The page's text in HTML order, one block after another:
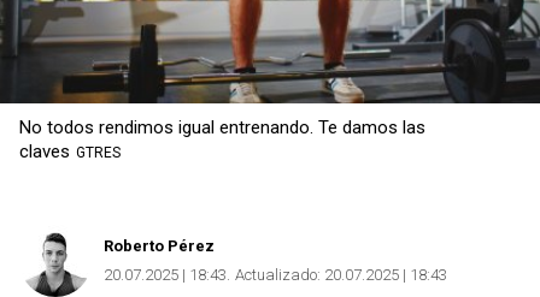
No todos rendimos igual entrenando. Te damos las
claves GTRES
Roberto Pérez
20.07.2025 | 18:43 Actualizado: 20.07.2025 | 18:43